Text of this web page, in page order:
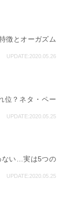
徴とオーガズム
UPDATE:2020.05.26
位？ネタ・ペー
UPDATE:2020.05.25
ない…実は5つの
UPDATE:2020.05.25